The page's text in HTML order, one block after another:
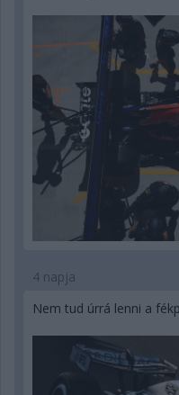
4 napja
Nem tud úrrá lenni a